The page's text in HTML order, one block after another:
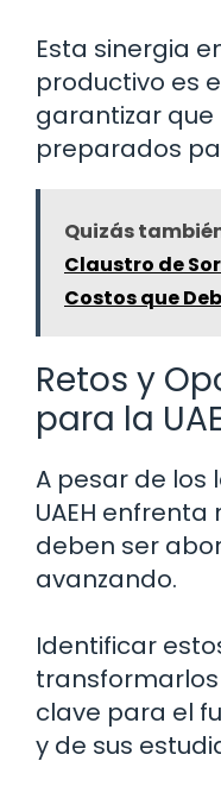
Esta sinergia
productivo es
garantizar
preparados
Quizás
Claustro de
Costos que
Retos y
para la
A pesar de los
UAEH
deben ser
avanzando.
Identificar
clave para el
y de sus